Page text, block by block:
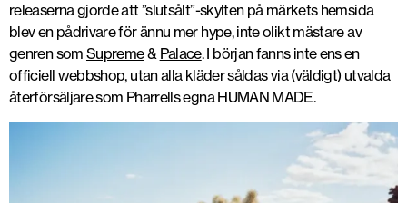
releaserna gjorde att ”slutsålt”-skylten på märkets hemsida
blev en pådrivare för ännu mer hype, inte olikt mästare av
genren som Supreme& Palace. I början fanns inte ens en
officiell webbshop, utan alla kläder såldas via (väldigt) utvalda
återförsäljare som Pharrells egna HUMAN MADE.